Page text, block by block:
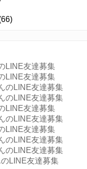
LINE友達募集
LINE友達募集
のLINE友達募集
のLINE友達募集
LINE友達募集
のLINE友達募集
LINE友達募集
のLINE友達募集
のLINE友達募集
LINE友達募集